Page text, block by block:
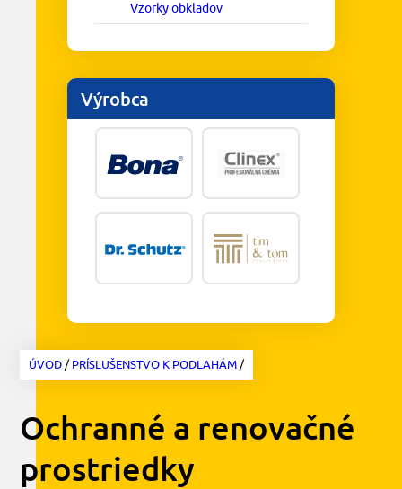
Vzorky obkladov
Výrobca
ÚVOD/PRÍSLUŠENSTVO K PODLAHÁM/
Ochranné a renovačné
prostriedky